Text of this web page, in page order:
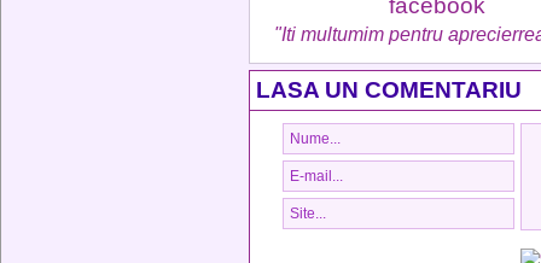
"Iti multumim pentru
LASA UN COMENTARIU